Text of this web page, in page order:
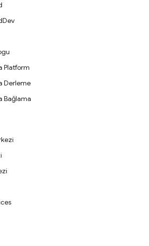
Platform
Derleme
Bağlama